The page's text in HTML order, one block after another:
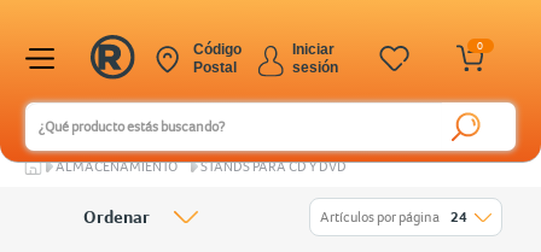
0
Iniciar
sesión
Código
Postal
ALMACENAMIENTO STANDS PARA CD Y DVD
Ordenar Artículos por página 24